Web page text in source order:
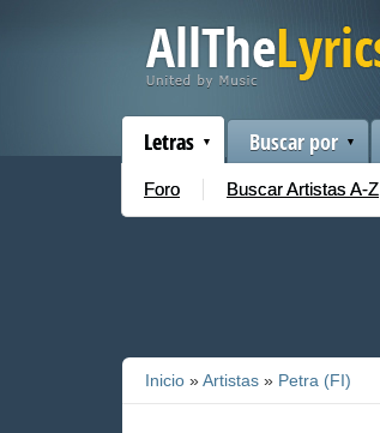
Letras
Foro Buscar Artistas A-Z
Buscar por
Inicio »Artistas » Petra (FI)